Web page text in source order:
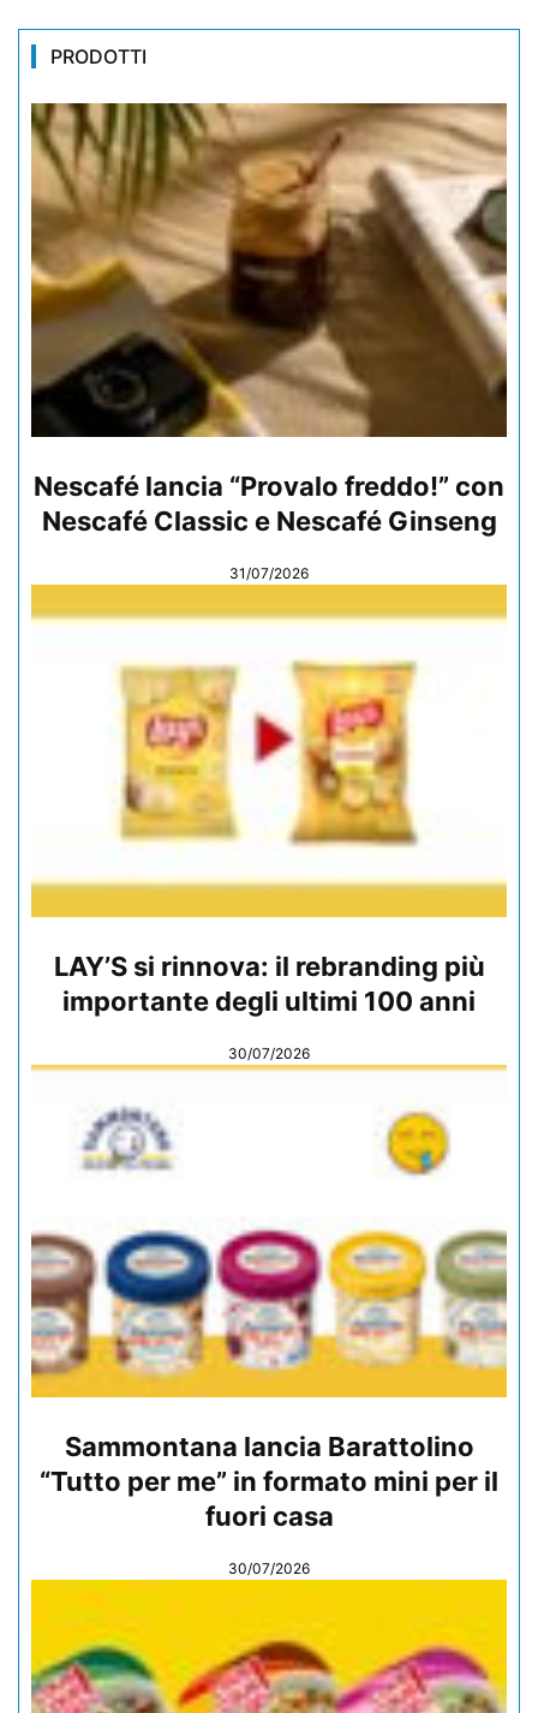
PRODOTTI
Nescafé lancia “Provalo freddo!” con
Nescafé Classic e Nescafé Ginseng
31/07/2026
LAY’S si rinnova: il rebranding più
importante degli ultimi 100 anni
30/07/2026
Sammontana lancia Barattolino
“Tutto per me” in formato mini per il
fuori casa
30/07/2026